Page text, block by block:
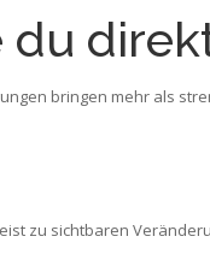
bringen mehr als
zu sichtbaren